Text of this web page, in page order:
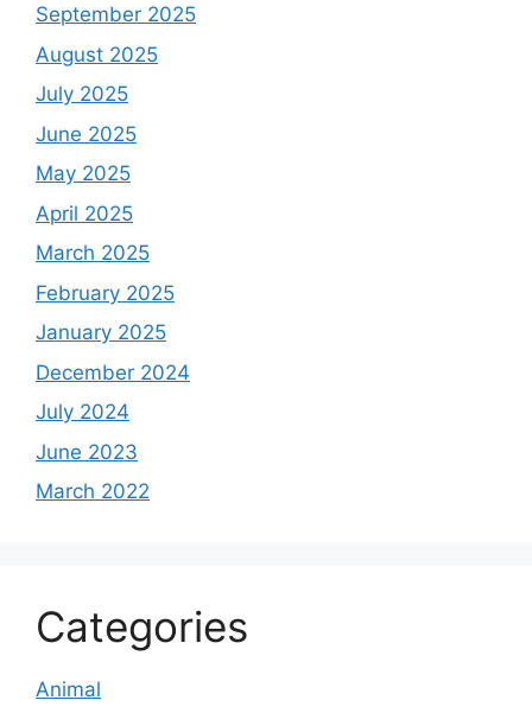
September 2025
August 2025
July 2025
June 2025
May 2025
April 2025
March 2025
February 2025
January 2025
December 2024
July 2024
June 2023
March 2022
Categories
Animal